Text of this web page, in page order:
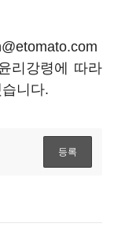
리강령에 따라
니다.